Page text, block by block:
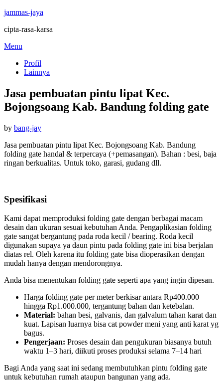
jammas-jaya
cipta-rasa-karsa
Skip
content
Menu
Profil
Lainnya
Jasa pembuatan pintu lipat Kec.
Bojongsoang Kab. Bandung folding gate
by bang-jayPosted
Jasa pembuatan pintu lipat Kec. Bojongsoang Kab. Bandung
folding gate handal & terpercaya (+pemasangan). Bahan : besi, baja
ringan berkualitas. Untuk toko, garasi, gudang dll.
Spesifikasi
Kami dapat memproduksi folding gate dengan berbagai macam
desain dan ukuran sesuai kebutuhan Anda. Pengaplikasian folding
gate sangat bergantung pada roda kecil / bearing. Roda kecil
digunakan supaya ya daun pintu pada folding gate ini bisa berjalan
diatas rel. Oleh karena itu folding gate bisa dioperasikan dengan
mudah hanya dengan mendorongnya.
Anda bisa menentukan folding gate seperti apa yang ingin dipesan.
Harga folding gate per meter berkisar antara Rp400.000
hingga Rp1.000.000, tergantung bahan dan ketebalan.
Material: bahan besi, galvanis, dan galvalum tahan karat dan
kuat. Lapisan luarnya bisa cat powder meni yang anti karat yg
bagus.
Pengerjaan: Proses desain dan pengukuran biasanya butuh
waktu 1–3 hari, diikuti proses produksi selama 7–14 hari
Bagi Anda yang saat ini sedang membutuhkan pintu folding gate
untuk kebutuhan rumah ataupun bangunan yang ada.